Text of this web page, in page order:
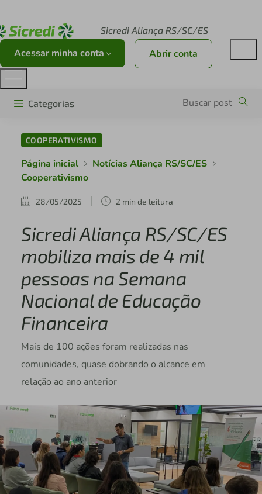
Sicredi Aliança RS/SC/ES
Acessar minha conta Abrir conta
Categorias
COOPERATIVISMO
Página inicial
Notícias Aliança RS/SC/ES
Cooperativismo
28/05/2025 2 min de leitura
Sicredi Aliança RS/SC/ES
mobiliza mais de 4 mil
pessoas na Semana
Nacional de Educação
Financeira
Mais de 100 ações foram realizadas nas
comunidades, quase dobrando o alcance em
relação ao ano anterior